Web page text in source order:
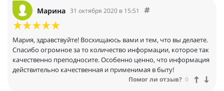
Марина 31 октября 2020 в 15:51
Мария, здравствуйте! Восхищаюсь вами и тем, что вы делаете.
Спасибо огромное за то количество информации, которое так
качественно преподносите. Особенно ценно, что информация
действительно качественная и применимая в быту!
Помог ли отзыв? 0